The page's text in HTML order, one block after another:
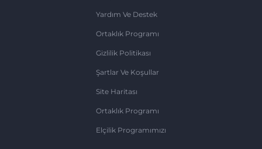
Yardım Ve Destek
Ortaklık Programı
Gizlilik Politikası
Şartlar Ve Koşullar
Site Haritası
Ortaklık Programı
Elçilik Programımızı